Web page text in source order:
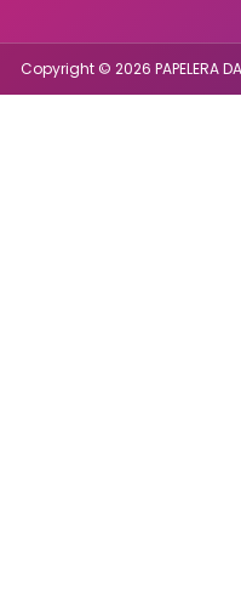
Copyright © 2026 PAPELERA